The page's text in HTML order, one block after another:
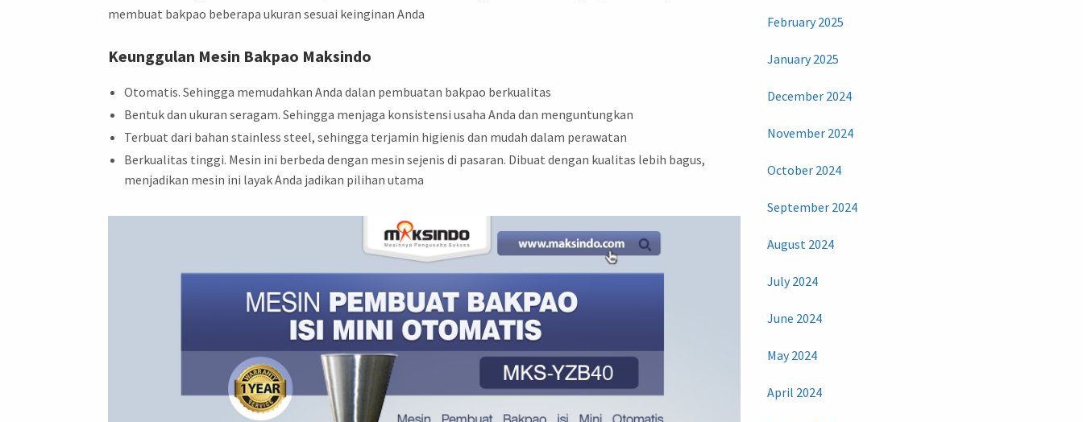
membuat bakpao beberapa ukuran sesuai keinginan Anda
Keunggulan Mesin Bakpao Maksindo
Otomatis. Sehingga memudahkan Anda dalan pembuatan bakpao berkualitas
Bentuk dan ukuran seragam. Sehingga menjaga konsistensi usaha Anda dan menguntungkan
Terbuat dari bahan stainless steel, sehingga terjamin higienis dan mudah dalam perawatan
Berkualitas tinggi. Mesin ini berbeda dengan mesin sejenis di pasaran. Dibuat dengan kualitas lebih bagus,
menjadikan mesin ini layak Anda jadikan pilihan utama
February 2025
January 2025
December 2024
November 2024
October 2024
September 2024
August 2024
July 2024
June 2024
May 2024
April 2024